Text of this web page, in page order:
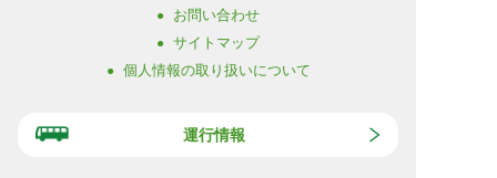
お問い合わせ
サイトマップ
個人情報の取り扱いについて
運行情報